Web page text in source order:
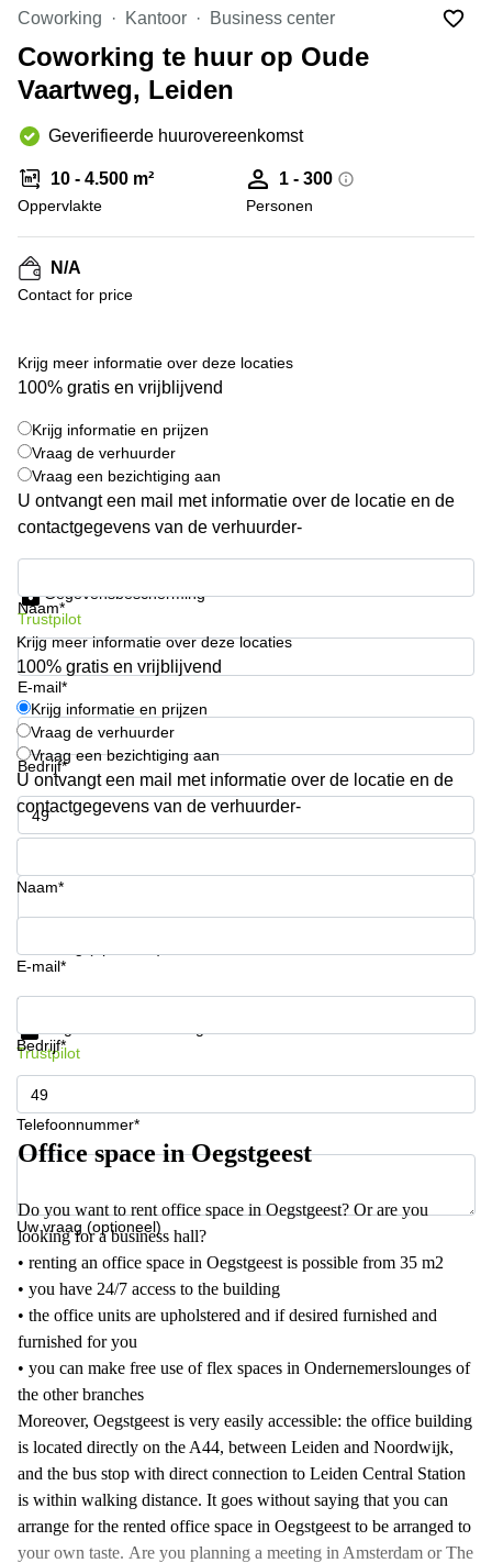
Hengelo
Hilversum
Hoofddorp
Deventer
Rotterdam
Tiel
Zwolle
Bodegraven-
Reeuwijk
Business
center
Arnhem
Business
Amsterdam
Westpoort
Business
center
Hilversum
Den
Haag
space
Breda
Coworking
Arnhem
Coworking
space
Hilversum
Coworking
space
Zwolle
Coworking
Haarlem
Kantoor
Huren
Hengelo
Nijmegen
Coworking Kantoor Business center
Coworking te huur op Oude
Vaartweg, Leiden
Geverifieerde huurovereenkomst
10 - 4.500 m²
Oppervlakte
1 - 300
Personen
N/A
Contact for price
Krijg meer informatie over deze locaties
100% gratis en vrijblijvend
Krijg informatie en prijzen
Vraag de verhuurder
Vraag een bezichtiging aan
U ontvangt een mail met informatie over de locatie en de
contactgegevens van de verhuurder-
Naam*
E-mail*
Bedrijf*
Telefoonnummer*
Gegevensbescherming
Trustpilot
Krijg meer informatie over deze locaties
100% gratis en vrijblijvend
Krijg informatie en prijzen
Vraag de verhuurder
Vraag een bezichtiging aan
U ontvangt een mail met informatie over de locatie en de
contactgegevens van de verhuurder-
Naam*
E-mail*
Bedrijf*
Telefoonnummer*
Uw vraag (optioneel)
Krijg informatie en prijzen
Trustpilot
Office space in Oegstgeest
Do you want to rent office space in Oegstgeest? Or are you
looking for a business hall?
• renting an office space in Oegstgeest is possible from 35 m2
• you have 24/7 access to the building
• the office units are upholstered and if desired furnished and
furnished for you
• you can make free use of flex spaces in Ondernemerslounges of
the other branches
Moreover, Oegstgeest is very easily accessible: the office building
is located directly on the A44, between Leiden and Noordwijk,
and the bus stop with direct connection to Leiden Central Station
is within walking distance. It goes without saying that you can
arrange for the rented office space in Oegstgeest to be arranged to
your own taste. Are you planning a meeting in Amsterdam or The